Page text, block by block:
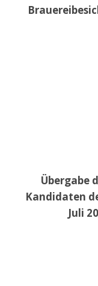
Brauereibesichtigung in Abensberg am 12.
Übergabe
Kandidaten
Juli